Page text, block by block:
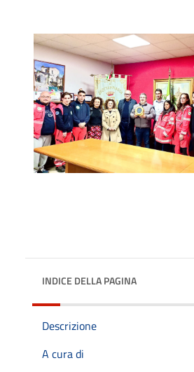
INDICE DELLA PAGINA
Descrizione
A cura di